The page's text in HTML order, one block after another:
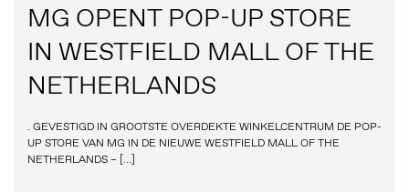
MG OPENT POP-UP STORE
IN WESTFIELD MALL OF THE
NETHERLANDS
. GEVESTIGD IN GROOTSTE OVERDEKTE WINKELCENTRUM DE POP-
UP STORE VAN MG IN DE NIEUWE WESTFIELD MALL OF THE
NETHERLANDS – […]